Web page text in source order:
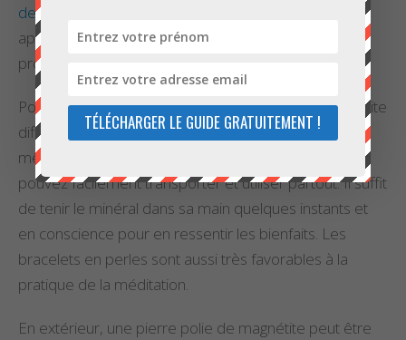
de pierre
appliqués directement sur la peau, ou ingérés pour
prodiguer du bien-être.
Portée en bijoux (bracelet, pendentif, etc.), la magnétite
diffuse ses énergies à celui qui la détient. Il en va de
même pour les pierres polies ou roulées, que vous
pouvez facilement transporter et utiliser partout. Il suffit
de tenir le minéral dans sa main quelques instants et
en conscience pour en ressentir les bienfaits. Les
bracelets en perles sont aussi très favorables à la
pratique de la méditation.
En extérieur, une pierre polie de magnétite peut être
TÉLÉCHARGER LE GUIDE GRATUITEMENT !